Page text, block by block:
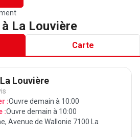
La Louvière
Carte
Louvière
:Ouvre demain à 10:00
:Ouvre demain à 10:00
Avenue de Wallonie 7100 La